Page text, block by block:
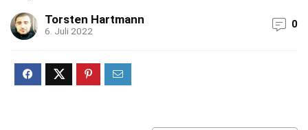
Torsten Hartmann
6. Juli 2022
0